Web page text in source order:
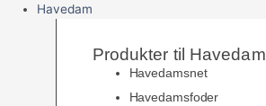
Havedam
Produkter til Havedam
Havedamsnet
Havedamsfoder